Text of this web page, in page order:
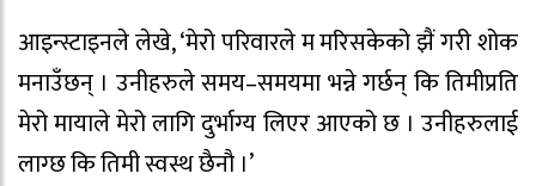
आइन्स्टाइनले लेखे, ‘मेरो परिवारले म मरिसकेको झैं गरी शोक
मनाउँछन् । उनीहरुले समय–समयमा भन्ने गर्छन् कि तिमीप्रति
मेरो मायाले मेरो लागि दुर्भाग्य लिएर आएको छ । उनीहरुलाई
लाग्छ कि तिमी स्वस्थ छैनौ ।’